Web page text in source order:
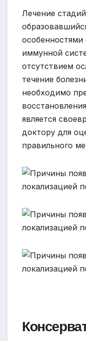
Лечение
особенностями
иммунной
отсутствием
течение
необходимо
является
доктору для
правильного